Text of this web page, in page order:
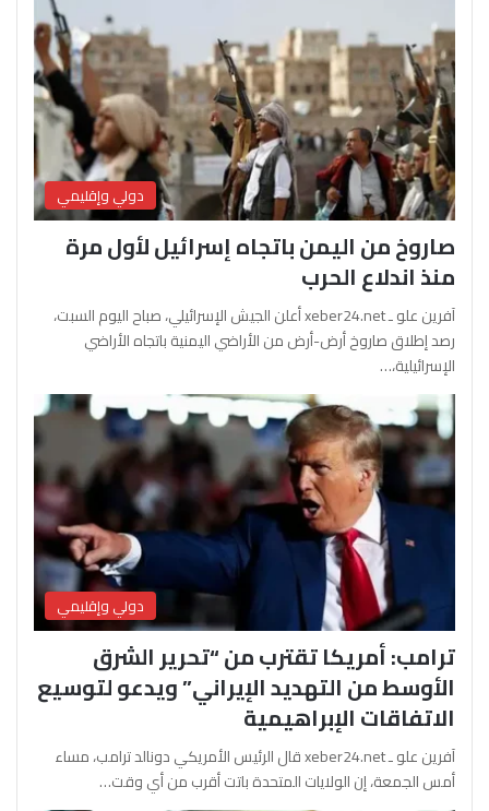
دولي وإقليمي
صاروخ من اليمن باتجاه إسرائيل لأول مرة
منذ اندلاع الحرب
آفرين علو ـ xeber24.net أعلن الجيش الإسرائيلي، صباح اليوم السبت،
رصد إطلاق صاروخ أرض-أرض من الأراضي اليمنية باتجاه الأراضي
الإسرائيلية،…
دولي وإقليمي
ترامب: أمريكا تقترب من “تحرير الشرق
الأوسط من التهديد الإيراني” ويدعو لتوسيع
الاتفاقات الإبراهيمية
آفرين علو ـ xeber24.net قال الرئيس الأمريكي دونالد ترامب، مساء
أمس الجمعة، إن الولايات المتحدة باتت أقرب من أي وقت…